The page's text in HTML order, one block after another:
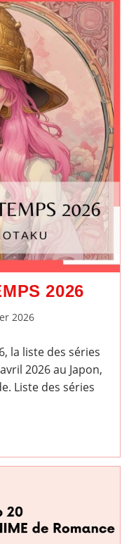
2026
:
2026
la liste des séries
2026 au Japon,
Liste des séries